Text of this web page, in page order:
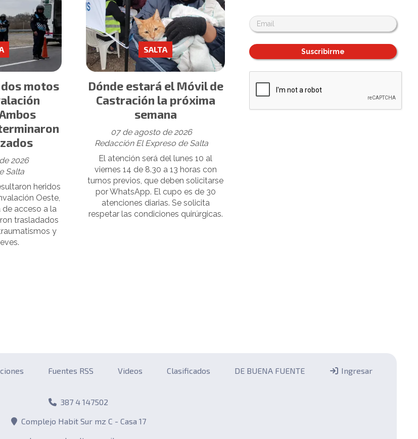
motos
Salta
2026
heridos
Oeste,
acceso a la
trasladados
y
Dónde estará el Móvil de
Castración la próxima
semana
Redacción El Expreso de Salta
SALTA
07 de agosto de 2026
El atención será del lunes 10 al
viernes 14 de 8.30 a 13 horas con
turnos previos, que deben solicitarse
por WhatsApp. El cupo es de 30
atenciones diarias. Se solicita
respetar las condiciones quirúrgicas.
Suscribirme
Fuentes RSS Videos Clasificados DE BUENA FUENTE Ingresar
387 4 147502
Complejo Habit Sur mz C - Casa 17